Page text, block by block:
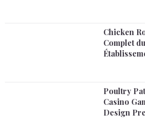
Chicken
Complet
Poultry
Casino
Design